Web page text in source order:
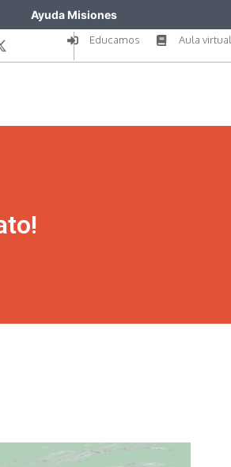
Ayuda Misiones
Educamos Aula virtual